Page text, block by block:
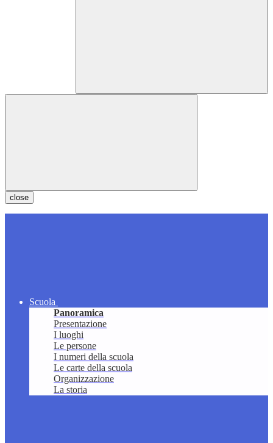
close
Scuola
Panoramica
Presentazione
I luoghi
Le persone
I numeri della scuola
Le carte della scuola
Organizzazione
La storia